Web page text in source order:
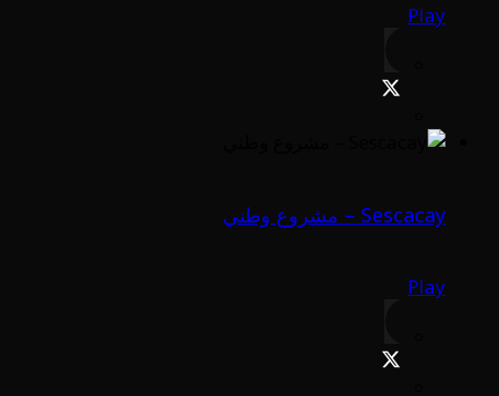
Play
Sescacay – مشروع وطني
Play